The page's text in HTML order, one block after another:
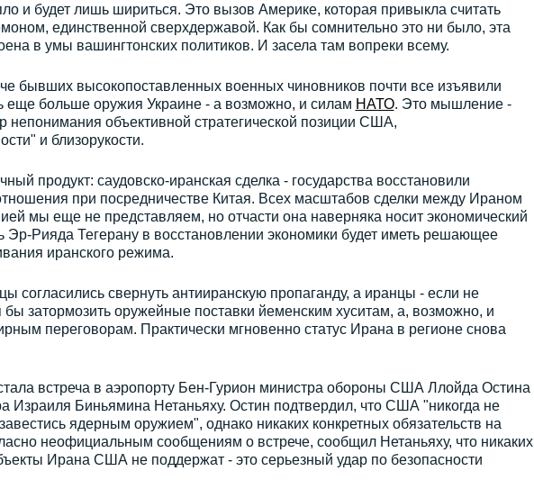
и будет лишь шириться. Это вызов Америке, которая привыкла считать
единственной сверхдержавой. Как бы сомнительно это ни было, эта
в умы вашингтонских политиков. И засела там вопреки всему.
бывших высокопоставленных военных чиновников почти все изъявили
еще больше оружия Украине - а возможно, и силам НАТО. Это мышление -
непонимания объективной стратегической позиции США,
и близорукости.
продукт: саудовско-иранская сделка - государства восстановили
при посредничестве Китая. Всех масштабов сделки между Ираном
мы еще не представляем, но отчасти она наверняка носит экономический
Эр-Рияда Тегерану в восстановлении экономики будет иметь решающее
иранского режима.
согласились свернуть антииранскую пропаганду, а иранцы - если не
бы затормозить оружейные поставки йеменским хуситам, а, возможно, и
переговорам. Практически мгновенно статус Ирана в регионе снова
встреча в аэропорту Бен-Гурион министра обороны США Ллойда Остина
Израиля Биньямина Нетаньяху. Остин подтвердил, что США "никогда не
ядерным оружием", однако никаких конкретных обязательств на
неофициальным сообщениям о встрече, сообщил Нетаньяху, что никаких
Ирана США не поддержат - это серьезный удар по безопасности